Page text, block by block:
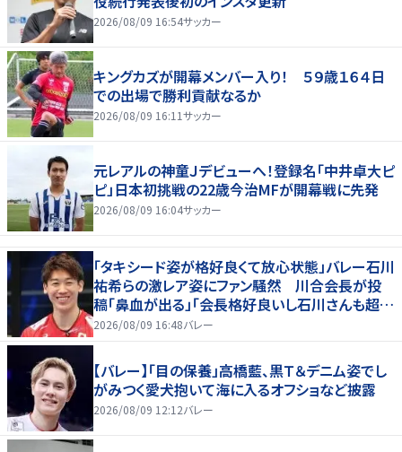
2026/08/09 16:54サッカー
キングカズが開幕メンバー入り！ ５９歳１６４日
での出場で勝利貢献なるか
2026/08/09 16:11サッカー
元レアルの神童Ｊデビューへ！登録名「中井卓大ピ
ピ」日本初挑戦の22歳今治MFが開幕戦に先発
2026/08/09 16:04サッカー
「タキシード姿が格好良くて放心状態」バレー石川
祐希らの激レア姿にファン騒然 川合会長が投
稿「鼻血が出る」「会長格好良いし石川さんも超格
好いい」
2026/08/09 16:48バレー
【バレー】「目の保養」高橋藍、黒Ｔ＆デニム姿でし
がみつく愛犬抱いて海に入るオフショなど披露
2026/08/09 12:12バレー